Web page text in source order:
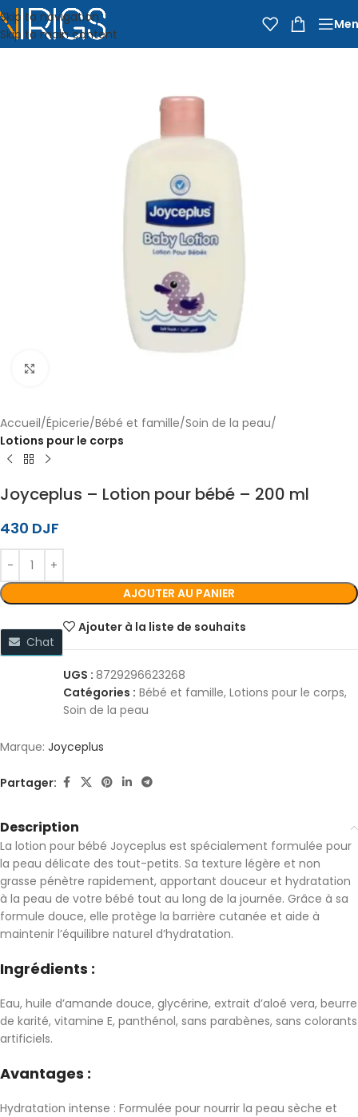
Skip to navigation
Skip to main content
Accueil Épicerie Bébé et famille Soin de la peau
Lotions pour le corps
Joyceplus – Lotion pour bébé – 200 ml
430 DJF
AJOUTER AU PANIER
Ajouter à la liste de souhaits
Chat
UGS : 8729296623268
Catégories : Bébé et famille, Lotions pour le corps,
Soin de la peau
Marque: Joyceplus
Partager:
Description
La lotion pour bébé Joyceplus est spécialement formulée pour
la peau délicate des tout-petits. Sa texture légère et non
grasse pénètre rapidement, apportant douceur et hydratation
à la peau de votre bébé tout au long de la journée. Grâce à sa
formule douce, elle protège la barrière cutanée et aide à
maintenir l’équilibre naturel d’hydratation.
Ingrédients :
Eau, huile d’amande douce, glycérine, extrait d’aloé vera, beurre
de karité, vitamine E, panthénol, sans parabènes, sans colorants
artificiels.
Avantages :
Hydratation intense : Formulée pour nourrir la peau sèche et